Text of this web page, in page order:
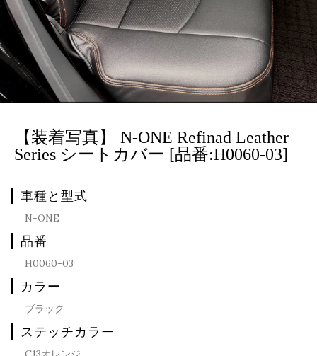
【装着写真】 N-ONE Refinad Leather
Series シートカバー [品番:H0060-03]
車種と型式
N-ONE
品番
H0060-03
カラー
ブラック
ステッチカラー